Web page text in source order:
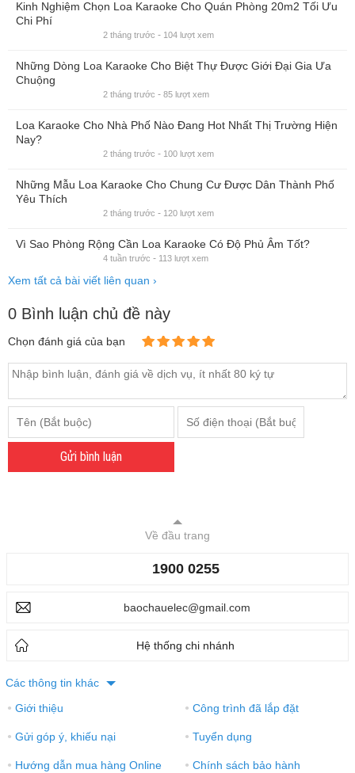
Kinh Nghiệm Chọn Loa Karaoke Cho
2 tháng trước - 104 lượt xem
Thự Được Giới Đại Gia Ưa Chuộng
Hot Nhất Thị Trường Hiện Nay?
2 tháng trước-100 lượt xem
Cư Được Dân Thành Phố Yêu Thích
Vì Sao Phòng Rộng Cần Loa Karaoke
Có Độ Phủ Âm Tốt?
0 Bình luận chủ đề này
Gửi bình luận
Về đầu trang